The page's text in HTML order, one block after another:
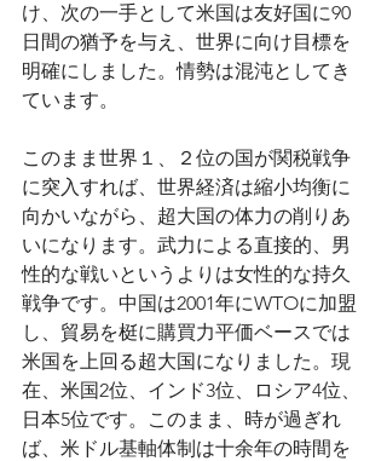
け、次の一手として米国は友好国に90
日間の猶予を与え、世界に向け目標を
明確にしました。情勢は混沌としてき
ています。
このまま世界１、２位の国が関税戦争
に突入すれば、世界経済は縮小均衡に
向かいながら、超大国の体力の削りあ
いになります。武力による直接的、男
性的な戦いというよりは女性的な持久
戦争です。中国は2001年にWTOに加盟
し、貿易を梃に購買力平価ベースでは
米国を上回る超大国になりました。現
在、米国2位、インド3位、ロシア4位、
日本5位です。このまま、時が過ぎれ
ば、米ドル基軸体制は十余年の時間を